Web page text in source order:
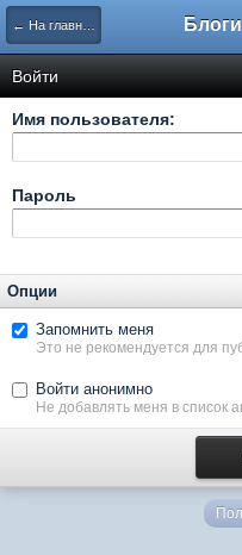
← На главную
Войти
Имя пользователя:
Пароль
Опции
Запомнить меня
Это не рекомендуется для
Войти анонимно
Не добавлять меня в список